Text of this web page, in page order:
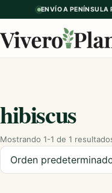
ENVÍO A PENÍNSULA
hibiscus
Mostrando 1-1 de 1
Ordenar productos